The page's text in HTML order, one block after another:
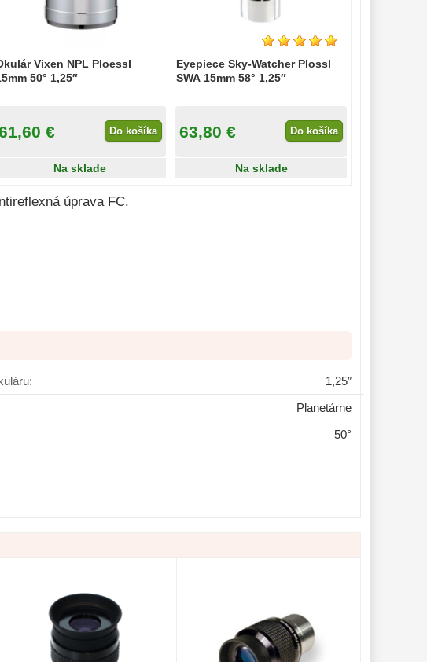
Vixen NPL Ploessl
50° 1,25″
€ Do košíka
Na sklade
Eyepiece Sky-Watcher Plossl
SWA 15mm 58° 1,25″
63,80 € Do košíka
Na sklade
úprava FC.
1,25″
Planetárne
50°